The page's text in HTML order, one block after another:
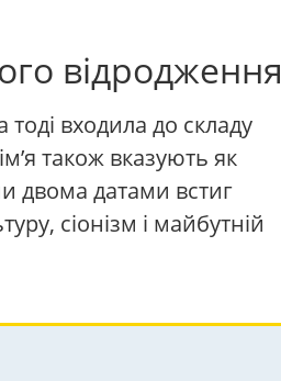
відродження
входила до складу
також вказують як
двома датами встиг
сіонізм і майбутній